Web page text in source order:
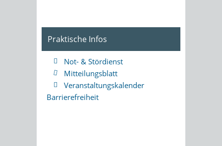
Praktische Infos
Not- & Stördienst
Mitteilungsblatt
Veranstaltungskalender
Barrierefreiheit